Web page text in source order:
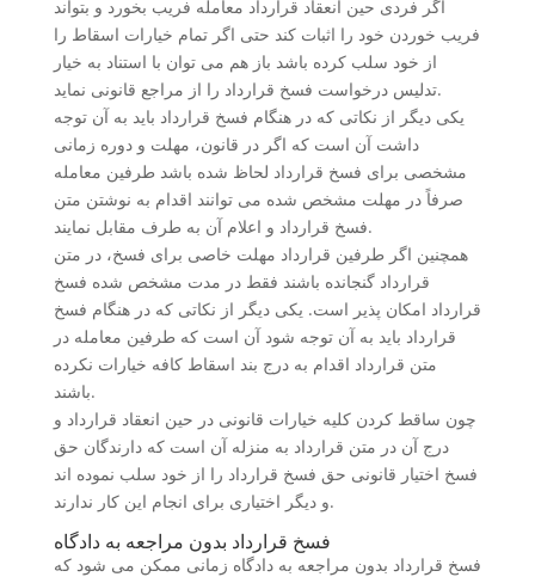
اگر فردی حین انعقاد قرارداد معامله فریب بخورد و بتواند
فریب خوردن خود را اثبات کند حتی اگر تمام خیارات اسقاط را
از خود سلب کرده باشد باز هم می توان با استناد به خیار
تدلیس درخواست فسخ قرارداد را از مراجع قانونی نماید.
یکی دیگر از نکاتی که در هنگام فسخ قرارداد باید به آن توجه
داشت آن است که اگر در قانون، مهلت و دوره زمانی
مشخصی برای فسخ قرارداد لحاظ شده باشد طرفین معامله
صرفاً در مهلت مشخص شده می توانند اقدام به نوشتن متن
فسخ قرارداد و اعلام آن به طرف مقابل نمایند.
همچنین اگر طرفین قرارداد مهلت خاصی برای فسخ، در متن
قرارداد گنجانده باشند فقط در مدت مشخص شده فسخ
قرارداد امکان پذیر است. یکی دیگر از نکاتی که در هنگام فسخ
قرارداد باید به آن توجه شود آن است که طرفین معامله در
متن قرارداد اقدام به درج بند اسقاط کافه خیارات نکرده
باشند.
چون ساقط کردن کلیه خیارات قانونی در حین انعقاد قرارداد و
درج آن در متن قرارداد به منزله آن است که دارندگان حق
فسخ اختیار قانونی حق فسخ قرارداد را از خود سلب نموده اند
و دیگر اختیاری برای انجام این کار ندارند.
فسخ قرارداد بدون مراجعه به دادگاه
فسخ قرارداد بدون مراجعه به دادگاه زمانی ممکن می شود که